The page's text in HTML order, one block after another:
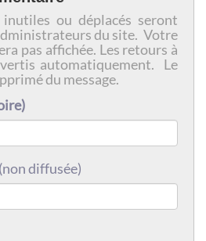
inutiles ou déplacés seront
du site. Votre
pas affichée. Les retours à
automatiquement. Le
du message.
(non diffusée)